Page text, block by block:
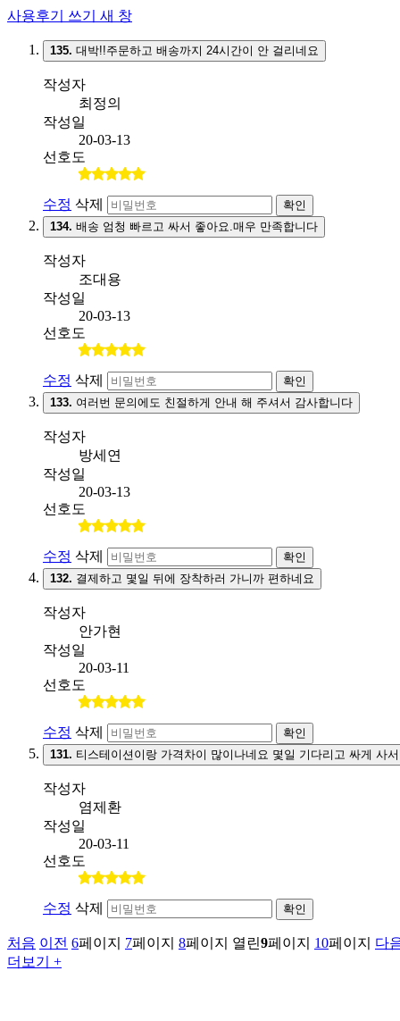
사용후기 쓰기 새 창
135. 대박!!주문하고 배송까지 24시간이 안 걸리네요
작성자
최정의
작성일
20-03-13
선호도
수정 삭제
확인
134. 배송 엄청 빠르고 싸서 좋아요.매우 만족합니다
작성자
조대용
작성일
20-03-13
선호도
수정 삭제
확인
133. 여러번 문의에도 친절하게 안내 해 주셔서 감사합니다
작성자
방세연
작성일
20-03-13
선호도
수정 삭제
확인
132.
결제하고 몇일 뒤에 장착하러 가니까 편하네요
작성자
안가현
작성일
20-03-11
선호도
수정 삭제
확인
131. 티스테이션이랑 가격차이 많이나네요 몇일 기다리고 싸게 사
작성자
염제환
작성일
20-03-11
선호도
수정 삭제 확인
처음 이전 6페이지 7페이지 8페이지 열린9페이지 10페이지
다
더보기 +